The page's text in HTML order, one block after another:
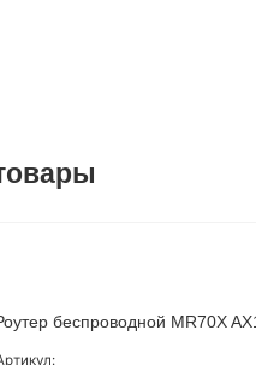
беспроводной MR70X